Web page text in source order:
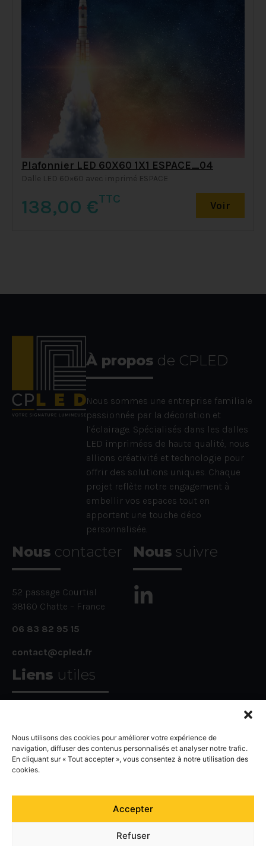
Nous utilisons des cookies pour améliorer votre expérience de
navigation, diffuser des contenus personnalisés et analyser notre trafic.
En cliquant sur « Tout accepter », vous consentez à notre utilisation des
cookies.
Accepter
Refuser
Plafonnier LED 60X60 1X1 ESPACE_04
Dalle LED 60×60 avec imprimé ESPACE
138,00 €TTC Voir
À propos de CPLED
Nous sommes une entreprise familiale
passionnée par la décoration et
l’éclairage. Spécialisés dans les dalles
LED imprimées de haute qualité, nous
allions créativité et technologie pour
offrir des solutions uniques. Chaque
projet reflète notre engagement à
embellir vos espaces tout en
apportant une touche déco
personnalisée.
Nous contacter
52 passage Courtial
38160 Chatte – France
06 83 82 95 15
contact@cpled.fr
Nous suivre
Liens utiles
Guide d’installation
FAQ